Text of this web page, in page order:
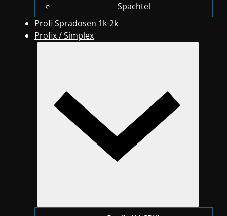
Spachtel
Profi Spradosen 1k-2k
Profix / Simplex